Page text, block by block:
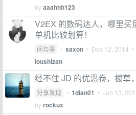
byaaahhh123
V2EX 的数码达人，哪里买
单机比较划算！
问与答 • saxon • Dec 12, 2014
loushizan
经不住 JD 的优惠卷，拔草
分享发现 • 1dian01 • Jun 13,
byrockux